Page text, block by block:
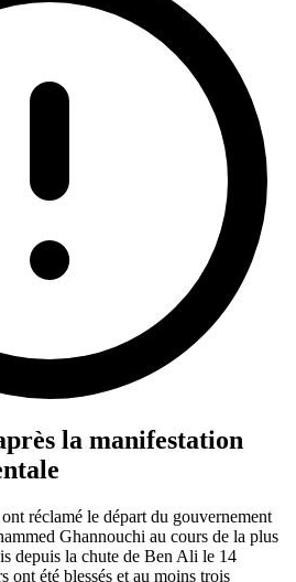
la manifestation
réclamé le départ du gouvernement
Ghannouchi au cours de la plus
depuis la chute de Ben Ali le 14
été blessés et au moins trois